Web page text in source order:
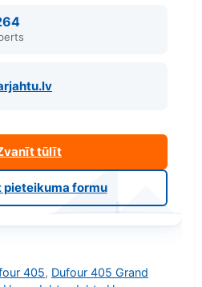
tūlīt
formu
405, Dufour 405 Grand